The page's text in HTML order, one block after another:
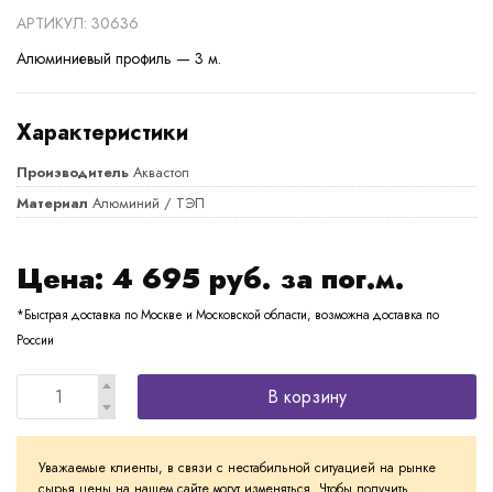
АРТИКУЛ: 30636
Алюминиевый профиль — 3 м.
Характеристики
Производитель Аквастоп
Материал Алюминий / ТЭП
Цена: 4 695 руб. за пог.м.
*Быстрая доставка по Москве и Московской области, возможна доставка по
России
В корзину
Уважаемые клиенты, в связи с нестабильной ситуацией на рынке